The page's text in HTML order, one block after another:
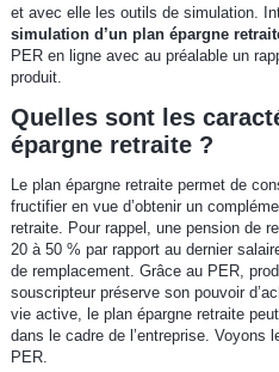
et avec elle les outils de simulation.
simulation d’un plan épargne
PER en ligne avec au préalable un
produit.
Quelles sont les
épargne retraite ?
Le plan épargne retraite permet de
fructifier en vue d’obtenir un
retraite. Pour rappel, une pension de
20 à 50 % par rapport au dernier
de remplacement. Grâce au PER,
souscripteur préserve son pouvoir
vie active, le plan épargne retraite
dans le cadre de l’entreprise. Voyons
PER.